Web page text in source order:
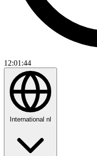
12:01:45
International nl